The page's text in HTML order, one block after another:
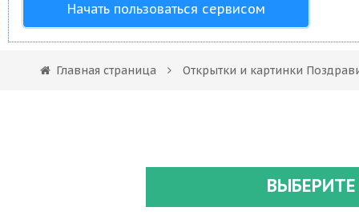
Начать пользоваться сервисом
Главная страница Открытки и картинки